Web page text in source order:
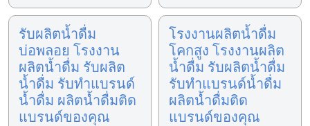
รับผลิตน้ำดื่ม
บ่อพลอย โรงงาน
ผลิตน้ำดื่ม รับผลิต
น้ำดื่ม รับทำแบรนด์
น้ำดื่ม ผลิตน้ำดื่มติด
แบรนด์ของคุณ
โรงงานผลิตน้ำดื่ม
โคกสูง โรงงานผลิต
น้ำดื่ม รับผลิตน้ำดื่ม
รับทำแบรนด์น้ำดื่ม
ผลิตน้ำดื่มติด
แบรนด์ของคุณ